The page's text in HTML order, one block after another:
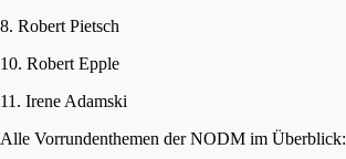
8. Robert Pietsch
10. Robert Epple
11. Irene Adamski
Alle Vorrundenthemen der NODM im Überblick: